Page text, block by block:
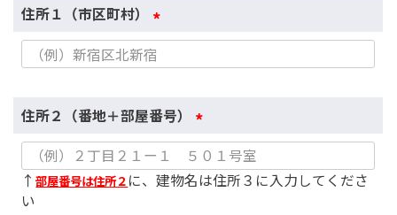
住所１（市区町村）
(
必
住所２（番地＋部屋番号）
(
必
須
↑部屋番号は住所２ に、建物名は住所３に入力してくださ
い